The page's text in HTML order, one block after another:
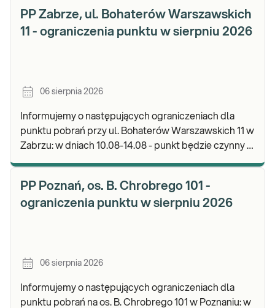
PP Zabrze, ul. Bohaterów Warszawskich
11 - ograniczenia punktu w sierpniu 2026
06 sierpnia 2026
Informujemy o następujących ograniczeniach dla
punktu pobrań przy ul. Bohaterów Warszawskich 11 w
Zabrzu: w dniach 10.08-14.08 - punkt będzie czynny w
PP Poznań, os. B. Chrobrego 101 -
ograniczenia punktu w sierpniu 2026
06 sierpnia 2026
Informujemy o następujących ograniczeniach dla
punktu pobrań na os. B. Chrobrego 101 w Poznaniu: w